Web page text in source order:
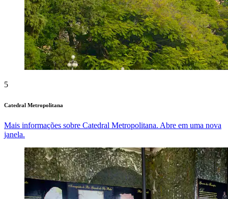
5
Catedral Metropolitana
Mais informações sobre Catedral Metropolitana. Abre em uma nova
janela.